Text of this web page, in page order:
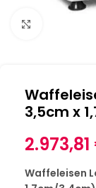
3,5cm x
2.973,81
Waffeleisen